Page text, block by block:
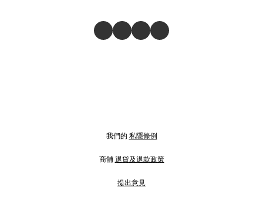
我們的 私隱條例
商舖 退貨及退款政策
提出意見